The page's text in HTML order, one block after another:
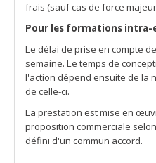
frais (sauf cas de force
Pour les formations intra-
Le délai de prise en compte
semaine. Le temps de
l'action dépend ensuite de la
de celle-ci.
La prestation est mise en
proposition commerciale
défini d'un commun accord.